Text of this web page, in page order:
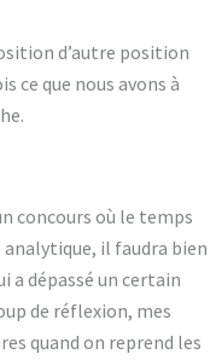
d’autre position
ce que nous avons à
concours où le temps
analytique, il faudra bien
a dépassé un certain
de réflexion, mes
quand on reprend les